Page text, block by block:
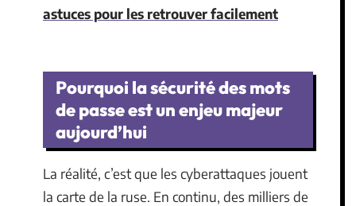
astuces pour les retrouver facilement
Pourquoi la sécurité des mots
de passe est un enjeu majeur
aujourd’hui
La réalité, c’est que les cyberattaques jouent
la carte de la ruse. En continu, des milliers de